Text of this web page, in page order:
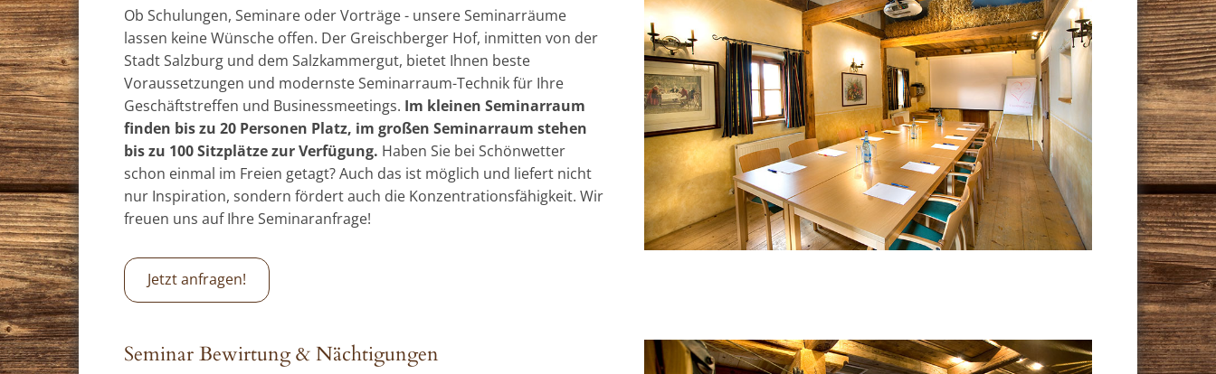
Ob Schulungen, Seminare oder Vorträge - unsere Seminarräume
lassen keine Wünsche offen. Der Greischberger Hof, inmitten von der
Stadt Salzburg und dem Salzkammergut, bietet Ihnen beste
Voraussetzungen und modernste Seminarraum-Technik für Ihre
Geschäftstreffen und Businessmeetings. Im kleinen Seminarraum
finden bis zu 20 Personen Platz, im großen Seminarraum stehen
bis zu 100 Sitzplätze zur Verfügung. Haben Sie bei Schönwetter
schon einmal im Freien getagt? Auch das ist möglich und liefert nicht
nur Inspiration, sondern fördert auch die Konzentrationsfähigkeit. Wir
freuen uns auf Ihre Seminaranfrage!
Jetzt anfragen!
Seminar Bewirtung & Nächtigungen